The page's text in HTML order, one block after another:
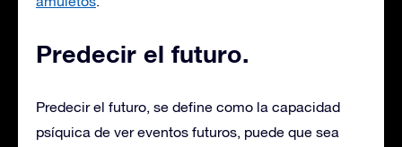
Predecir el futuro.
Predecir el futuro, se define como la capacidad
psíquica de ver eventos futuros, puede que sea